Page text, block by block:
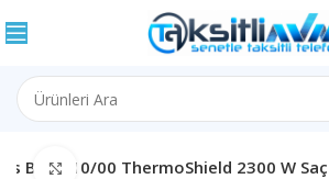
BHD510/00 ThermoShield 2300 W
Büyütmek için tıklayın